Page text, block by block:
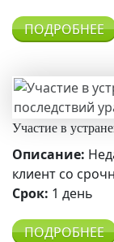
ПОДРОБНЕЕ
Участие в
Описание:
клиент со
Срок: 1 день
ПОДРОБНЕЕ